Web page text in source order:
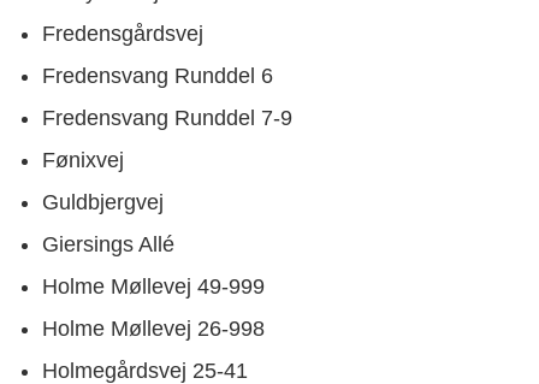
Fredensgårdsvej
Fredensvang Runddel 6
Fredensvang Runddel 7-9
Fønixvej
Guldbjergvej
Giersings Allé
Holme Møllevej 49-999
Holme Møllevej 26-998
Holmegårdsvej 25-41